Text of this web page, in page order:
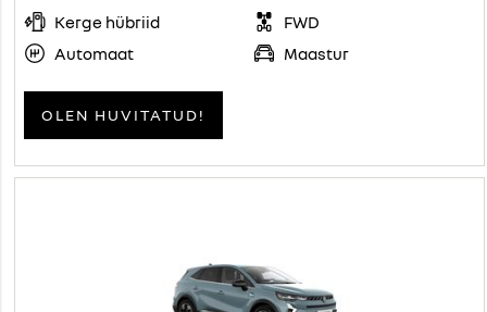
Kerge hübriid
FWD
Automaat
Maastur
OLEN HUVITATUD!